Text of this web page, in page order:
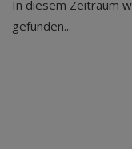
In diesem Zeitraum
gefunden...